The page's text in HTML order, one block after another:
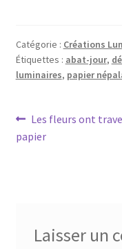
Catégorie : Créations
Étiquettes : abat-jour,
luminaires, papier
Navigation
de
Article
précédent :
Les fleurs ont
papier
Laisser un